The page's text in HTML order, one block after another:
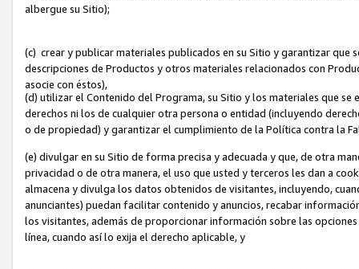
albergue su Sitio);
(c) crear y publicar materiales publicados en su Sitio y garantizar que
descripciones de Productos y otros materiales relacionados con
asocie con éstos),
(d) utilizar el Contenido del Programa, su Sitio y los materiales que se
derechos ni los de cualquier otra persona o entidad (incluyendo
o de propiedad) y garantizar el cumplimiento de la Política contra la
(e) divulgar en su Sitio de forma precisa y adecuada y que, de otra
privacidad o de otra manera, el uso que usted y terceros les dan a
almacena y divulga los datos obtenidos de visitantes, incluyendo,
anunciantes) puedan facilitar contenido y anuncios, recabar
los visitantes, además de proporcionar información sobre las
línea, cuando así lo exija el derecho aplicable, y